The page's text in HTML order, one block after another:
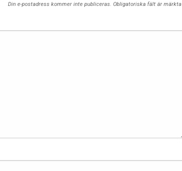
Din e-postadress kommer inte publiceras. Obligatoriska fält är märkta